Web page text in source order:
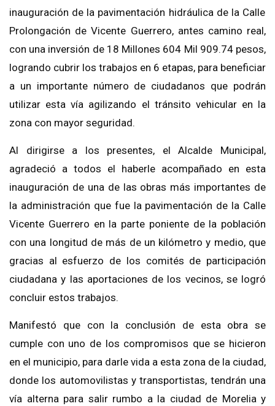
inauguración de la pavimentación hidráulicade la Calle
Prolongación de Vicente Guerrero, antes camino real,
con una inversión de 18 Millones 604 Mil 909.74 pesos,
logrando cubrir los trabajos en 6 etapas, para beneficiar
a un importante número de ciudadanos que podrán
utilizar esta vía agilizando el tránsito vehicular en la
zona con mayor seguridad.
Al dirigirse a los presentes, el Alcalde Municipal,
agradeció a todos el haberle acompañado en esta
inauguración de una de las obras más importantes de
la administración que fue la pavimentación de la Calle
Vicente Guerrero en la parte poniente de la población
con una longitud de más de un kilómetro y medio, que
gracias al esfuerzo de los comités de participación
ciudadana y las aportaciones de los vecinos, se logró
concluir estos trabajos.
Manifestó que con la conclusión de esta obra se
cumple con uno de los compromisos que se hicieron
en el municipio, para darle vida a esta zona de la ciudad,
donde los automovilistas y transportistas, tendrán una
vía alterna para salir rumbo a la ciudad de Morelia y